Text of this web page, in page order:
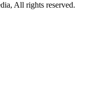
All rights reserved.